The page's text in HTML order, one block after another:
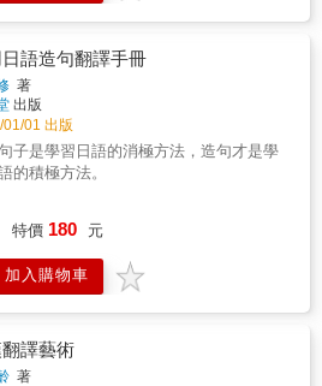
文題目則以敘述文的學習為中心。 本書
知
漢
目由淺至深，由具體到抽
用。 ■ 每篇作文題目另有衍生應
習。 ■ 提供作文範例，並有相關
句型或文法解說，以及文法練習，練習
學生經常犯的語彙錯誤，例如：詞性、
語造句翻譯手冊
著
出版
01/01 出版
子是學習日語的消極方法，造句才是學
的積極方法。
特價 180 元
加入購物車
翻譯藝術
著